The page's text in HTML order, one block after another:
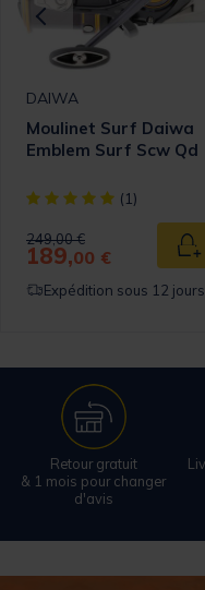
panier
DAIWA
Moulinet Surf Daiwa
Emblem Surf Scw Qd
[object Object] out of 5
(1)
Price reduced from
249,00 €to
189,00 €
Expédition sous 12 jours
Retour gratuit
& 1 mois pour changer
d'avis